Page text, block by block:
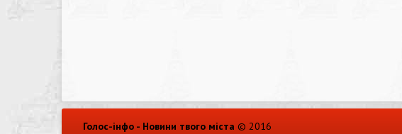
Голос-інфо - Новини твого міста © 2016